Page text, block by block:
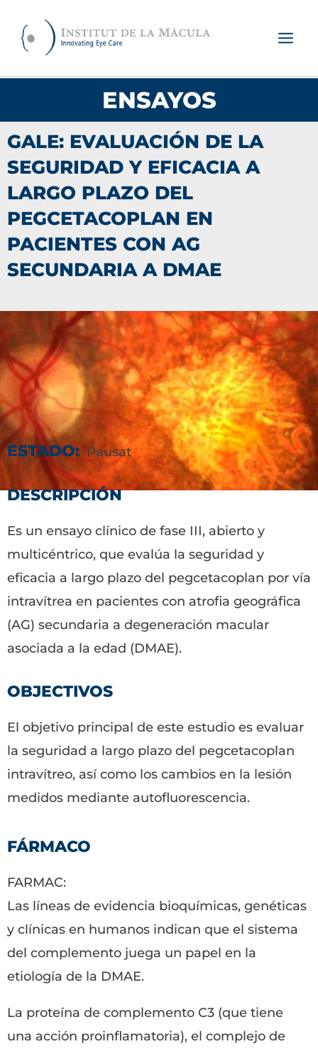
contenido
ENSAYOS
GALE: EVALUACIÓN DE LA
SEGURIDAD Y EFICACIA A
LARGO PLAZO DEL
PEGCETACOPLAN EN
PACIENTES CON AG
SECUNDARIA A DMAE
ESTADO: Pausat
DESCRIPCIÓN
Es un ensayo clínico de fase III, abierto y
multicéntrico, que evalúa la seguridad y
eficacia a largo plazo del pegcetacoplan por vía
intravítrea en pacientes con atrofia geográfica
(AG) secundaria a degeneración macular
asociada a la edad (DMAE).
OBJECTIVOS
El objetivo principal de este estudio es evaluar
la seguridad a largo plazo del pegcetacoplan
intravítreo, así como los cambios en la lesión
medidos mediante autofluorescencia.
FÁRMACO
FARMAC:
Las líneas de evidencia bioquímicas, genéticas
y clínicas en humanos indican que el sistema
del complemento juega un papel en la
etiología de la DMAE.
La proteína de complemento C3 (que tiene
una acción proinflamatoria), el complejo de